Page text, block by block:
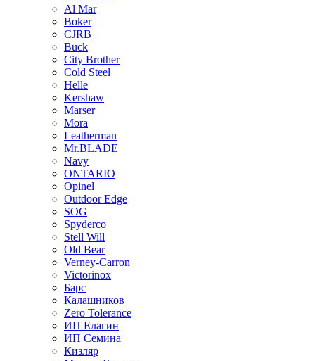
Al Mar
Boker
CJRB
Buck
City Brother
Cold Steel
Helle
Kershaw
Marser
Mora
Leatherman
Mr.BLADE
Navy
ONTARIO
Opinel
Outdoor Edge
SOG
Spyderco
Stell Will
Old Bear
Verney-Carron
Victorinox
Барс
Калашников
Zero Tolerance
ИП Елагин
ИП Семина
Кизляр